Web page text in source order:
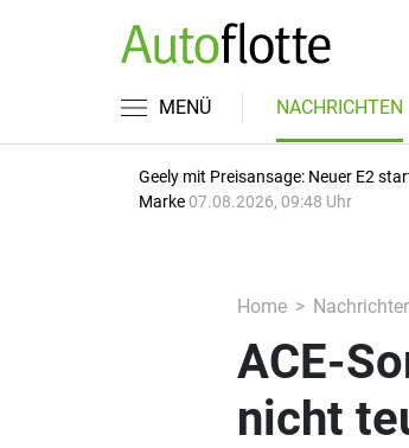
MENÜ NACHRICHTEN
Geely mit Preisansage: Neuer E2
Marke 07.08.2026, 09:48 Uhr
Home
ACE-
nicht